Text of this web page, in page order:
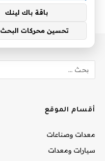
أقسام الموقع
معدات وصناعات
سيارات ومعدات
باقة باك لينك
تحسين محركات البحث SEO